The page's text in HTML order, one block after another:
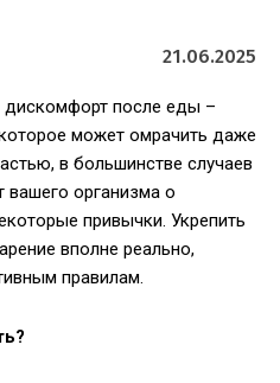
21.06.2025
дискомфорт после еды –
может омрачить даже
в большинстве случаев
вашего организма о
привычки. Укрепить
вполне реально,
правилам.